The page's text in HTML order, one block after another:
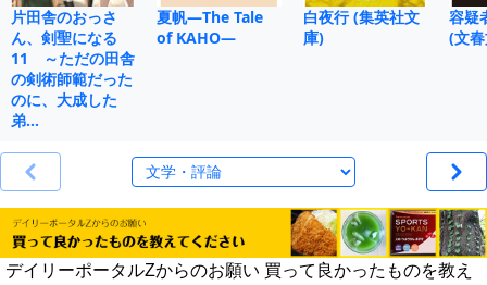
片田舎のおっさ
ん、剣聖になる
11 ～ただの田舎
の剣術師範だった
のに、大成した
弟…
夏帆―The Tale
of KAHO―
白夜行 (集英社文
庫)
容疑
(文
デイリーポータルZからのお願い 買って良かったものを教え